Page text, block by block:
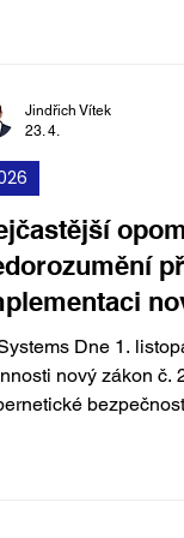
o
1. listopadu 2025 nabyl
nový zákon č.
Jindřich Vítek
23. 4.